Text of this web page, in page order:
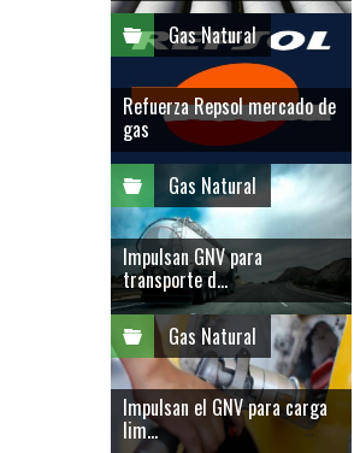
Gas Natural
Refuerza Repsol mercado de
gas
Gas Natural
Impulsan GNV para
transporte d...
Gas Natural
Impulsan el GNV para carga
lim...